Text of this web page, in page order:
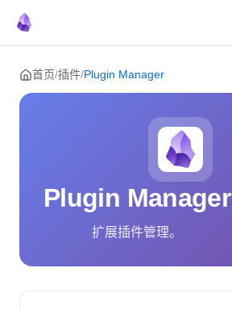
Skip to content
首页/插件/Plugin Manager
Plugin Manager
扩展插件管理。